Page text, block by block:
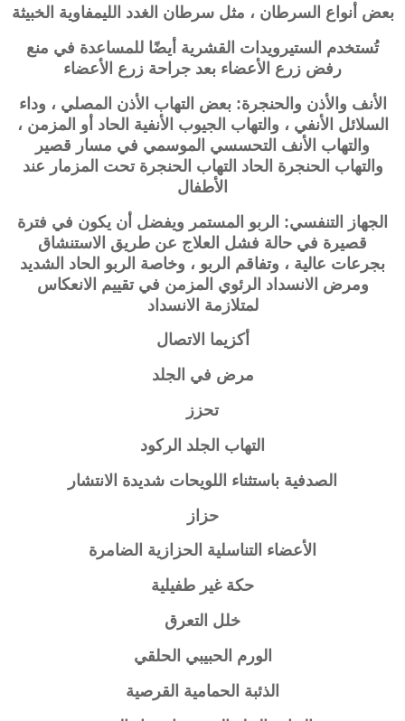
بعض أنواع السرطان ، مثل سرطان الغدد الليمفاوية الخبيثة
تُستخدم الستيرويدات القشرية أيضًا للمساعدة في منع
رفض زرع الأعضاء بعد جراحة زرع الأعضاء
الأنف والأذن والحنجرة: بعض التهاب الأذن المصلي ، وداء
السلائل الأنفي ، والتهاب الجيوب الأنفية الحاد أو المزمن ،
والتهاب الأنف التحسسي الموسمي في مسار قصير
والتهاب الحنجرة الحاد التهاب الحنجرة تحت المزمار عند
الأطفال
الجهاز التنفسي: الربو المستمر ويفضل أن يكون في فترة
قصيرة في حالة فشل العلاج عن طريق الاستنشاق
بجرعات عالية ، وتفاقم الربو ، وخاصة الربو الحاد الشديد
ومرض الانسداد الرئوي المزمن في تقييم الانعكاس
لمتلازمة الانسداد
أكزيما الاتصال
مرض في الجلد
تحزز
التهاب الجلد الركود
الصدفية باستثناء اللويحات شديدة الانتشار
حزاز
الأعضاء التناسلية الحزازية الضامرة
حكة غير طفيلية
خلل التعرق
الورم الحبيبي الحلقي
الذئبة الحمامية القرصية